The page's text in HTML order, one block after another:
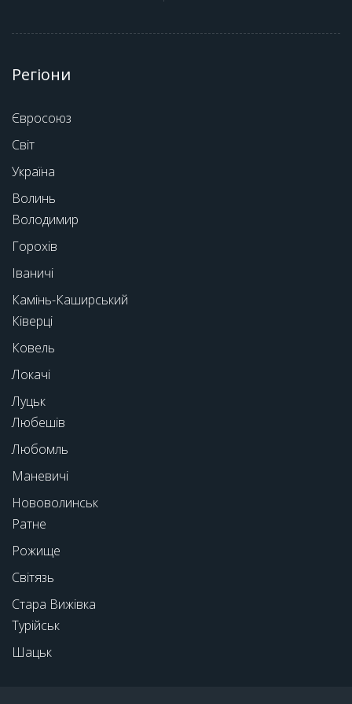
Регіони
Євросоюз
Світ
Україна
Волинь
Володимир
Горохів
Іваничі
Камінь-Каширський
Ківерці
Ковель
Локачі
Луцьк
Любешів
Любомль
Маневичі
Нововолинськ
Ратне
Рожище
Світязь
Стара Вижівка
Турійськ
Шацьк